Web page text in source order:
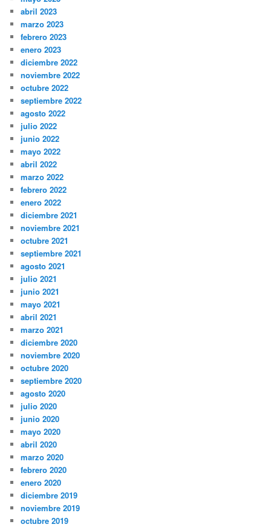
abril 2023
marzo 2023
febrero 2023
enero 2023
diciembre 2022
noviembre 2022
octubre 2022
septiembre 2022
agosto 2022
julio 2022
junio 2022
mayo 2022
abril 2022
marzo 2022
febrero 2022
enero 2022
diciembre 2021
noviembre 2021
octubre 2021
septiembre 2021
agosto 2021
julio 2021
junio 2021
mayo 2021
abril 2021
marzo 2021
diciembre 2020
noviembre 2020
octubre 2020
septiembre 2020
agosto 2020
julio 2020
junio 2020
mayo 2020
abril 2020
marzo 2020
febrero 2020
enero 2020
diciembre 2019
noviembre 2019
octubre 2019